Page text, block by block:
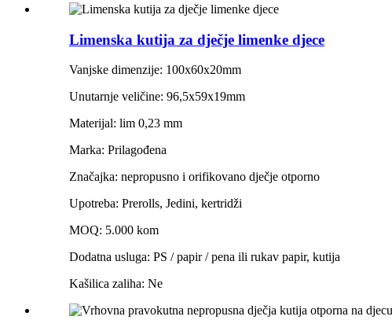
Limenska kutija za dječje limenke djece
Vanjske dimenzije: 100x60x20mm
Unutarnje veličine: 96,5x59x19mm
Materijal: lim 0,23 mm
Marka: Prilagođena
Značajka: nepropusno i orifikovano dječje otporno
Upotreba: Prerolls, Jedini, kertridži
MOQ: 5.000 kom
Dodatna usluga: PS / papir / pena ili rukav papir, kutija
Kašilica zaliha: Ne